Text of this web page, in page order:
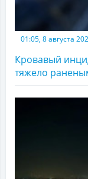
01:05, 8 августа
Кровавый
тяжело